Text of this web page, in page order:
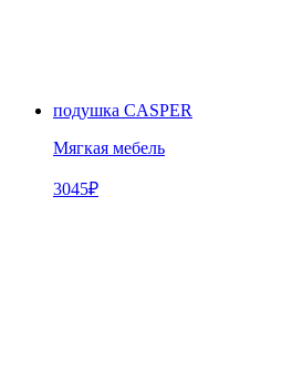
подушка CASPER
Мягкая мебель
3045₽